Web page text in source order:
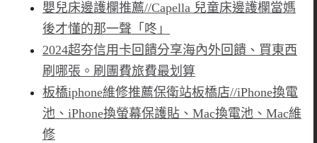
嬰兒床邊護欄推薦//Capella 兒童床邊護欄當媽
後才懂的那一聲「咚」
2024超夯信用卡回饋分享海內外回饋、買東西
刷哪張。刷團費旅費最划算
板橋iphone維修推薦保衛站板橋店//iPhone換電
池、iPhone換螢幕保護貼、Mac換電池、Mac維
修